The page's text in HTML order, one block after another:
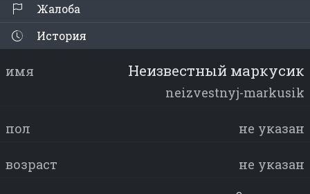
Жалоба
История
имя Неизвестный маркусик
neizvestnyj-markusik
пол не указан
возраст не указан